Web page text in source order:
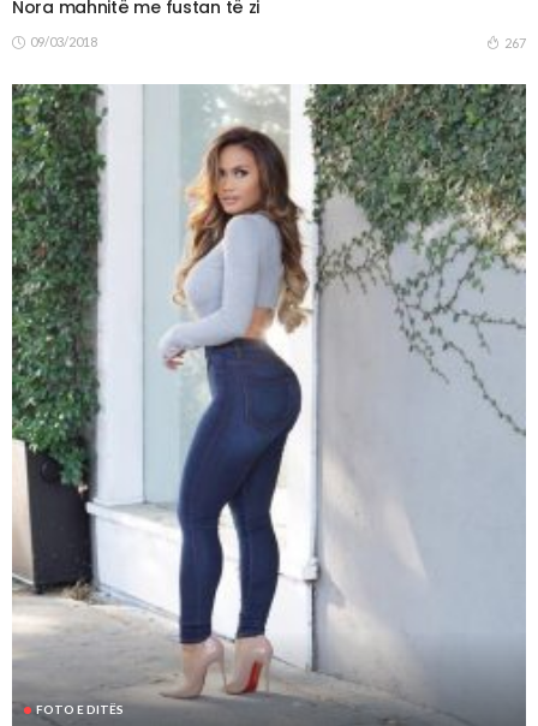
Nora mahnitë me fustan të zi
09/03/2018 267
FOTO E DITËS